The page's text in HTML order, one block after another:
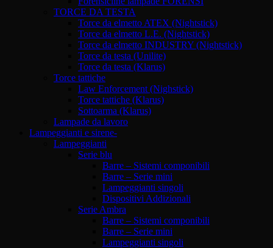
TORCE DA TESTA
Torce da elmetto ATEX (Nightstick)
Torce da elmetto L.E. (Nightstick)
Torce da elmetto INDUSTRY (Nightstick)
Torce da testa (Unilite)
Torce da testa (Klarus)
Torce tattiche
Law Enforcement (Nighstick)
Torce tattiche (Klarus)
Sottoarma (Klarus)
Lampade da lavoro
Lampeggianti e sirene-
Lampeggianti
Serie blu
Barre – Sistemi componibili
Barre – Serie mini
Lampeggianti singoli
Dispositivi Addizionali
Serie Ambra
Barre – Sistemi componibili
Barre – Serie mini
Lampeggianti singoli